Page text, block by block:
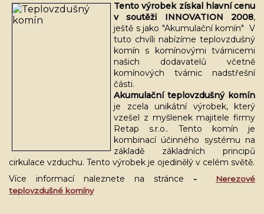
Tento výrobek získal hlavní cenu
v soutěži INNOVATION 2008,
ještě s jako "Akumulační komín" V
tuto chvíli nabízíme teplovzdušný
komín s komínovými tvárnicemi
našich dodavatelů včetně
komínových tvárnic nadstřešní
části.
Akumulační teplovzdušný komín
je zcela unikátní výrobek, který
vzešel z myšlenek majitele firmy
Retap s.r.o.. Tento komín je
kombinací účinného systému na
základě základních principů
cirkulace vzduchu. Tento výrobek je ojedinělý v celém světě.
Více informací naleznete na stránce
- Nerezové
teplovzdušné komíny